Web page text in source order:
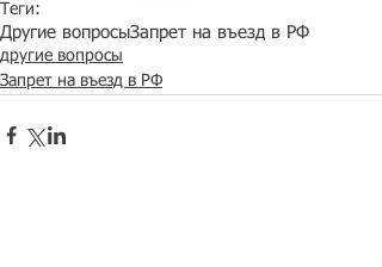
Теги:
Другие вопросыЗапрет на въезд в РФ
другие вопросы
Запрет на въезд в РФ